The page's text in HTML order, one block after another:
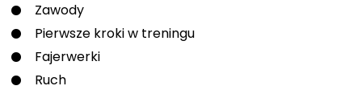
Zawody
Pierwsze kroki w treningu
Fajerwerki
Ruch